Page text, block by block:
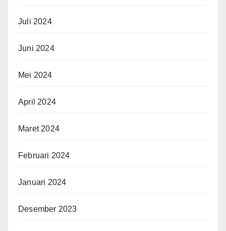
Juli 2024
Juni 2024
Mei 2024
April 2024
Maret 2024
Februari 2024
Januari 2024
Desember 2023